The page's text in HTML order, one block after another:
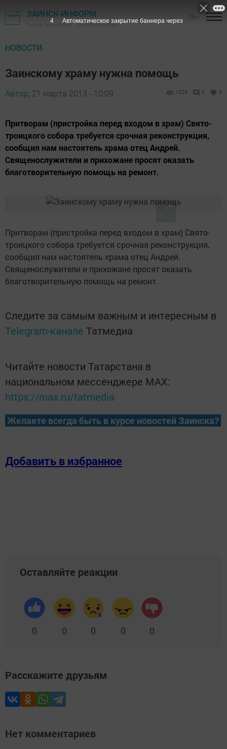
ЗАИНСК-ИНФОРМ
Газета "Новый Зай" - Заинский район
НОВОСТИ
Заинскому храму нужна помощь
Автор, 21 марта 2013 - 10:09 1029 0 0
Притворам (пристройка перед входом в храм) Свято-
троицкого собора требуется срочная реконструкция,
сообщил нам настоятель храма отец Андрей.
Священослужители и прихожане просят оказать
благотворительную помощь на ремонт.
Притворам (пристройка перед входом в храм) Свято-
троицкого собора требуется срочная реконструкция,
сообщил нам настоятель храма отец Андрей.
Священослужители и прихожане просят оказать
благотворительную помощь на ремонт.
Следите за самым важным и интересным в
Telegram-канале Татмедиа
Читайте новости Татарстана в
национальном мессенджере MАХ:
https://max.ru/tatmedia
Желаете всегда быть в курсе новостей Заинска?
Добавить в избранное
Оставляйте реакции
0 0 0 0 0
Расскажите друзьям
Нет комментариев
3 Автоматическое закрытие баннера через